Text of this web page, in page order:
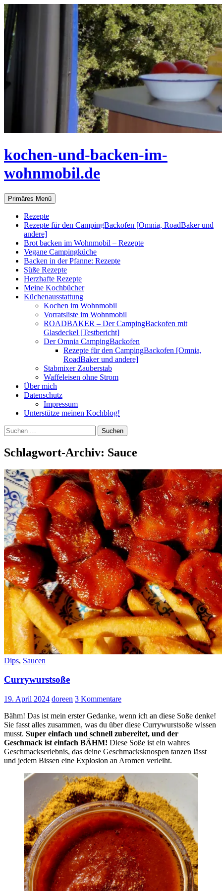
Zum
Inhalt
springen
kochen-und-backen-im-
wohnmobil.de
Suchen
Primäres Menü
Rezepte
Rezepte für den CampingBackofen [Omnia, RoadBaker und
andere]
Brot backen im Wohnmobil – Rezepte
Vegane Campingküche
Backen in der Pfanne: Rezepte
Süße Rezepte
Herzhafte Rezepte
Meine Kochbücher
Küchenausstattung
Kochen im Wohnmobil
Vorratsliste im Wohnmobil
ROADBAKER – Der CampingBackofen mit
Glasdeckel [Testbericht]
Der Omnia CampingBackofen
Rezepte für den CampingBackofen [Omnia,
RoadBaker und andere]
Stabmixer Zauberstab
Waffeleisen ohne Strom
Über mich
Datenschutz
Impressum
Unterstütze meinen Kochblog!
Suchen
nach:
Schlagwort-Archiv: Sauce
Dips, Saucen
Currywurstsoße
19. April 2024 doreen 3 Kommentare
Bähm! Das ist mein erster Gedanke, wenn ich an diese Soße denke!
Sie fasst alles zusammen, was du über diese Currywurstsoße wissen
musst. Super einfach und schnell zubereitet, und der
Geschmack ist einfach BÄHM! Diese Soße ist ein wahres
Geschmackserlebnis, das deine Geschmacksknospen tanzen lässt
und jedem Bissen eine Explosion an Aromen verleiht.